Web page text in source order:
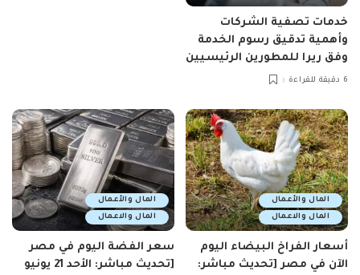
خدمات تصفية الشركات
وأهمية تدقيق رسوم الخدمة
وفق ريرا للمطورين الرئيسيين
6 دقيقة للقراءة
المال والأعمال
المال والاعمال
أسعار الفراخ البيضاء اليوم
الآن في مصر [تحديث مباشر:
المال والأعمال
المال والاعمال
سعر الفضة اليوم في مصر
[تحديث مباشر: الأحد 21 يونيو